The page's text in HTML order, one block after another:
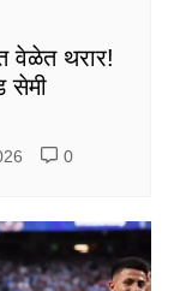
वेळेत थरार!
सेमी
0